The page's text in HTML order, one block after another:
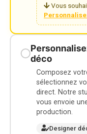
Vous
déco
Composez
sélectionnez
direct. Notre
vous envoie
production.
Designer